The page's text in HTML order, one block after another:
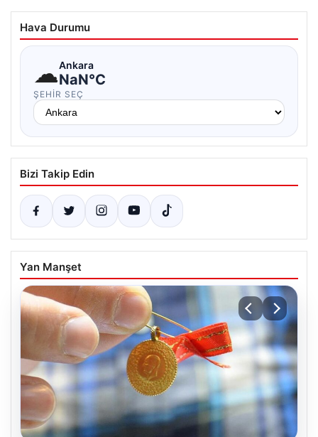
Hava Durumu
☁Ankara
NaN°C
ŞEHIR SEÇ
Bizi Takip Edin
Yan Manşet